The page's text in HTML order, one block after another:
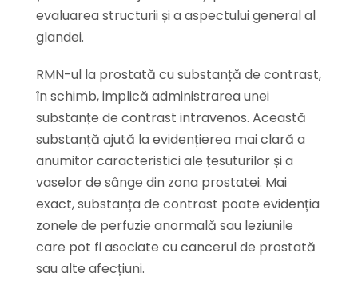
evaluarea structurii și a aspectului general al
glandei.
RMN-ul la prostată cu substanță de contrast,
în schimb, implică administrarea unei
substanțe de contrast intravenos. Această
substanță ajută la evidențierea mai clară a
anumitor caracteristici ale țesuturilor și a
vaselor de sânge din zona prostatei. Mai
exact, substanța de contrast poate evidenția
zonele de perfuzie anormală sau leziunile
care pot fi asociate cu cancerul de prostată
sau alte afecțiuni.